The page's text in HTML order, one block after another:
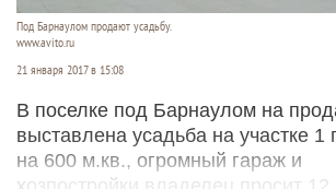
Под Барнаулом продают усадьбу.
www.avito.ru
21 января 2017 в 15:08
В поселке под Барнаулом на
выставлена усадьба на участке 1
на 600 м.кв., огромный гараж и